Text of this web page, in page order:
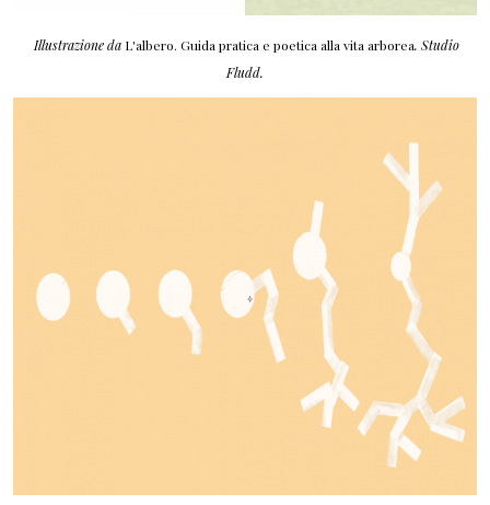
Illustrazione da L'albero. Guida pratica e poetica alla vita arborea. Studio
Fludd.